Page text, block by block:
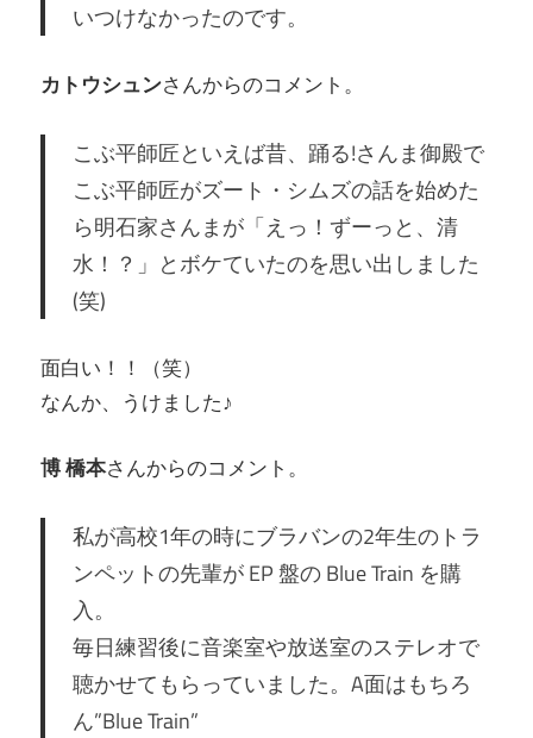
いつけなかったのです。
カトウシュンさんからのコメント。
こぶ平師匠といえば昔、踊る!さんま御殿で
こぶ平師匠がズート・シムズの話を始めた
ら明石家さんまが「えっ！ずーっと、清
水！？」とボケていたのを思い出しました
(笑)
面白い！！（笑）
なんか、うけました♪
博 橋本さんからのコメント。
私が高校1年の時にブラバンの2年生のトラ
ンペットの先輩が EP 盤の Blue Train を購
入。
毎日練習後に音楽室や放送室のステレオで
聴かせてもらっていました。A面はもちろ
ん”Blue Train”